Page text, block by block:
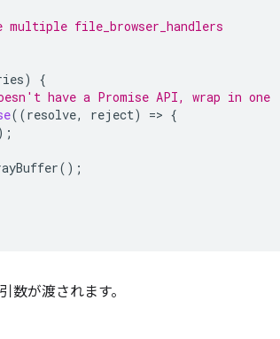
file_browser_handlers
)
{
have a Promise API, wrap in one
((resolve, reject) => {
();
数が渡されます。